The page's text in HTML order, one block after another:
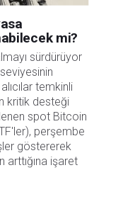
mi?
sürdürüyor
temkinli
kritik desteği
spot Bitcoin
perşembe
göstererek
arttığına işaret